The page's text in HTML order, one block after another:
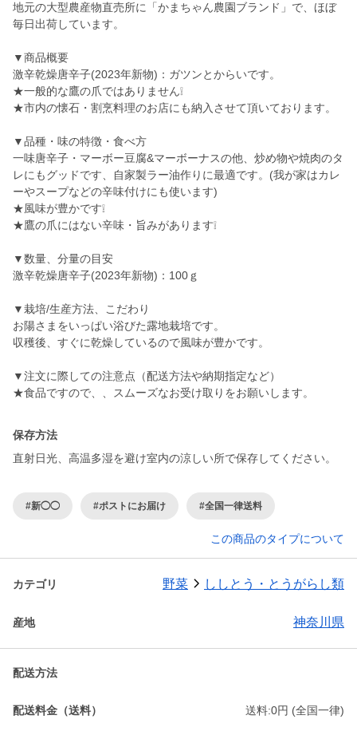
地元の大型農産物直売所に「かまちゃん農園ブランド」で、ほぼ
毎日出荷しています。
▼商品概要
激辛乾燥唐辛子(2023年新物)：ガツンとからいです。
★一般的な鷹の爪ではありません❕
★市内の懐石・割烹料理のお店にも納入させて頂いております。
▼品種・味の特徴・食べ方
一味唐辛子・マーボー豆腐&マーボーナスの他、炒め物や焼肉のタ
レにもグッドです、自家製ラー油作りに最適です。(我が家はカレ
ーやスープなどの辛味付けにも使います)
★風味が豊かです❕
★鷹の爪にはない辛味・旨みがあります❕
▼数量、分量の目安
激辛乾燥唐辛子(2023年新物)：100ｇ
▼栽培/生産方法、こだわり
お陽さまをいっぱい浴びた露地栽培です。
収穫後、すぐに乾燥しているので風味が豊かです。
▼注文に際しての注意点（配送方法や納期指定など）
保存方法
直射日光、高温多湿を避け室内の涼しい所で保存してください。
#新◯◯ #ポストにお届け #全国一律送料
この商品のタイプについて
カテゴリ 野菜 ししとう・とうがらし類
産地 神奈川県
配送方法
配送料金（送料） 送料:0円 (全国一律)